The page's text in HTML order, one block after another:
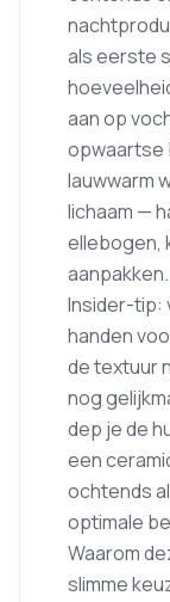
als eerste
aan op
opwaartse
lauwwarm
lichaam —
ellebogen,
aanpakken.
Insider-tip:
handen
de textuur
nog
dep je de
een
ochtends
optimale
Waarom
slimme